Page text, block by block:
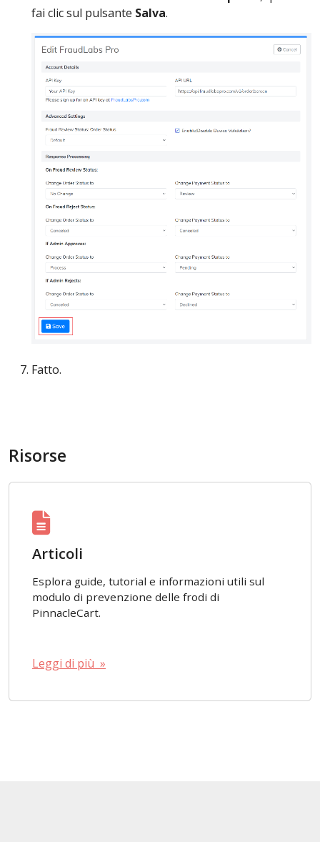
fai clic sul pulsante Salva.
Fatto.
Risorse
Articoli
Esplora guide, tutorial e informazioni utili sul
modulo di prevenzione delle frodi di
PinnacleCart.
Leggi di più »